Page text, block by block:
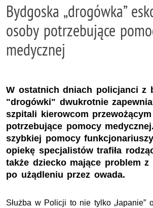
Bydgoska „drogówka”
osoby potrzebujące
medycznej
W ostatnich dniach policjanci z
"drogówki" dwukrotnie
szpitali kierowcom
potrzebujące pomocy
szybkiej pomocy
opiekę specjalistów trafiła
także dziecko mające problem z
po użądleniu przez owada.
Służba w Policji to nie tylko „łapanie”